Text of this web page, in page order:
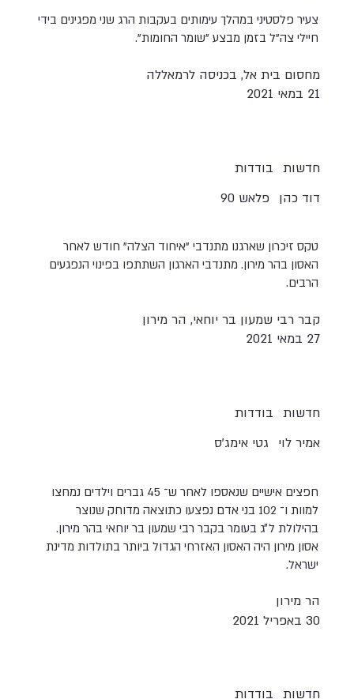
צעיר פלסטיני במהלך עימותים בעקבות הרג שני מפגינים בידי
חיילי צה"ל בזמן מבצע "שומר החומות".
מחסום בית אל, בכניסה לרמאללה
21 במאי 2021
בודדות חדשות
פלאש 90 דוד כהן
טקס זיכרון שארגנו מתנדבי "איחוד הצלה" חודש לאחר
האסון בהר מירון. מתנדבי הארגון השתתפו בפינוי הנפגעים
הרבים.
קבר רבי שמעון בר יוחאי, הר מירון
27 במאי 2021
בודדות חדשות
גטי אימג'ס
אמיר לוי
חפצים אישיים שנאספו לאחר ש־ 45 גברים וילדים נמחצו
למוות ו־ 102 בני אדם נפצעו כתוצאה מדוחק שנוצר
בהילולת ל״ג בעומר בקבר רבי שמעון בר יוחאי בהר מירון.
אסון מירון היה האסון האזרחי הגדול ביותר בתולדות מדינת
ישראל.
הר מירון
30 באפריל 2021
בודדות חדשות